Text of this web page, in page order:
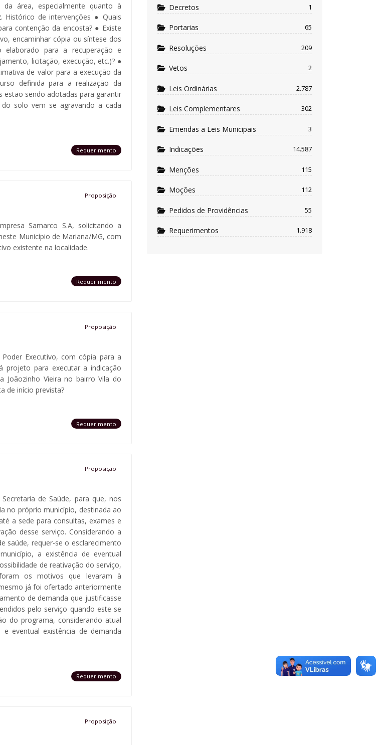
área, especialmente quanto à
Histórico de intervenções ● Quais
contenção da encosta? ● Existe
encaminhar cópia ou síntese dos
para a recuperação e
licitação, execução, etc.)? ●
de valor para a execução da
definida para a realização da
estão sendo adotadas para garantir
solo vem se agravando a cada
Requerimento
Proposição
Samarco S.A, solicitando a
Município de Mariana/MG, com
existente na localidade.
Requerimento
Proposição
Executivo, com cópia para a
projeto para executar a indicação
Joãozinho Vieira no bairro Vila do
de início prevista?
Requerimento
Proposição
de Saúde, para que, nos
no próprio município, destinada ao
a sede para consultas, exames e
desse serviço. Considerando a
saúde, requer-se o esclarecimento
a existência de eventual
de reativação do serviço,
os motivos que levaram à
já foi ofertado anteriormente
de demanda que justificasse
pelo serviço quando este se
do programa, considerando atual
eventual existência de demanda
Requerimento
Proposição
Decretos 1
Portarias 65
Resoluções 209
Vetos 2
Leis Ordinárias 2.787
Leis Complementares 302
Emendas a Leis Municipais 3
Indicações 14.587
Menções 115
Moções 112
Pedidos de Providências 55
Requerimentos 1.918